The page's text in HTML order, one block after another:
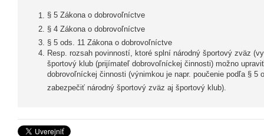
§ 5 Zákona o dobrovoľníctve
§ 4 Zákona o dobrovoľníctve
§ 5 ods. 11 Zákona o dobrovoľníctve
Resp. rozsah povinností, ktoré splní národný športový zväz
športový klub (prijímateľ dobrovoľníckej činnosti) možno
dobrovoľníckej činnosti (výnimkou je napr. poučenie podľa § 5
zabezpečiť národný športový zväz aj športový klub).